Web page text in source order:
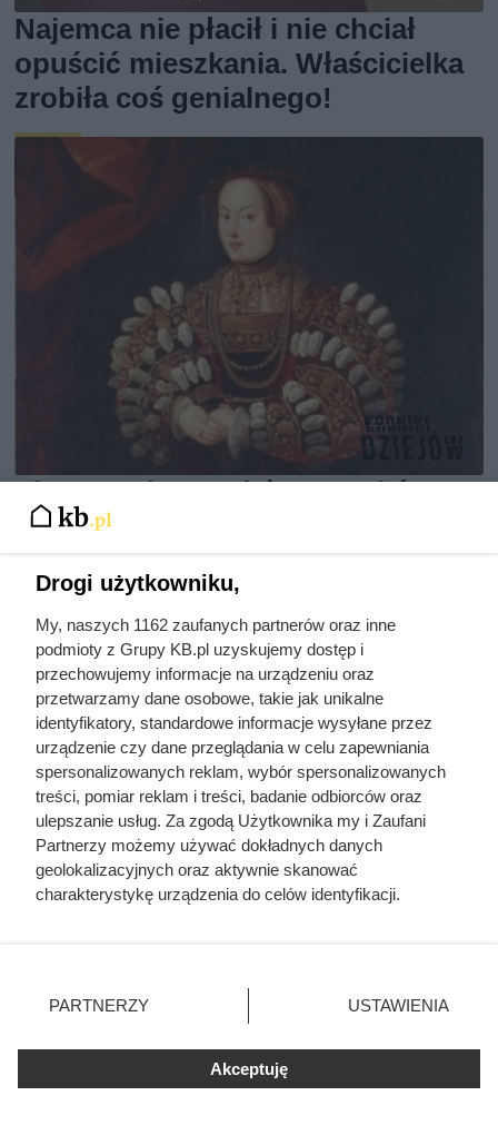
Najemca nie płacił i nie chciał
opuścić mieszkania. Właścicielka
zrobiła coś genialnego!
Pierwsza żona miała 11 ataków
epilepsji w 10 godzin. Zamiast jej
ukojenia w romansach
próbował zgwałcić. Historia
polskiego władcy zaskakuje
Drogi użytkowniku,
My, naszych 1162 zaufanych partnerów oraz inne
podmioty z Grupy KB.pl uzyskujemy dostęp i
przechowujemy informacje na urządzeniu oraz
przetwarzamy dane osobowe, takie jak unikalne
identyfikatory, standardowe informacje wysyłane przez
urządzenie czy dane przeglądania w celu zapewniania
spersonalizowanych reklam, wybór spersonalizowanych
treści, pomiar reklam i treści, badanie odbiorców oraz
ulepszanie usług. Za zgodą Użytkownika my i Zaufani
Partnerzy możemy używać dokładnych danych
geolokalizacyjnych oraz aktywnie skanować
charakterystykę urządzenia do celów identyfikacji.
zmienić/wycofać klikając przycisk ustawień prywatności
znajdujący się w lewym dolnym rogu strony. Niektóre
użytkownika, ale masz prawo sprzeciwić się takiemu
przetwarzaniu. Preferencje będą miały zastosowania tylko
PARTNERZY USTAWIENIA
Akceptuję